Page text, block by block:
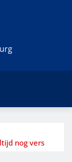
nog vers